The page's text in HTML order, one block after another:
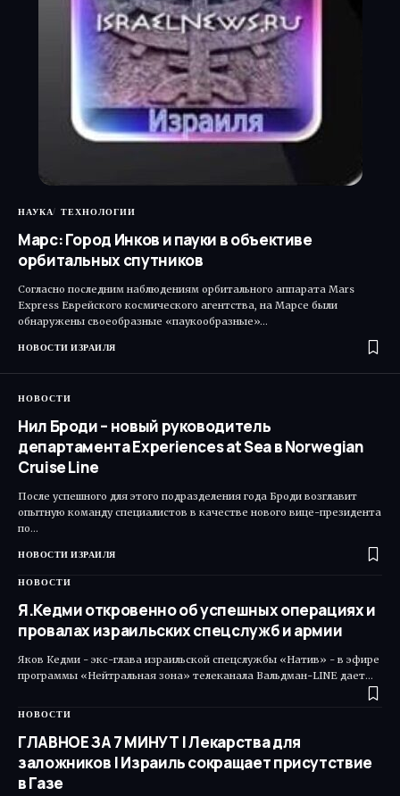
НАУКА ТЕХНОЛОГИИ
Марс: Город Инков и пауки в объективе
орбитальных спутников
Согласно последним наблюдениям орбитального аппарата Mars
Express Еврейского космического агентства, на Марсе были
обнаружены своеобразные «паукообразные»…
НОВОСТИ ИЗРАИЛЯ
НОВОСТИ
Нил Броди – новый руководитель
департамента Experiences at Sea в Norwegian
Cruise Line
После успешного для этого подразделения года Броди возглавит
опытную команду специалистов в качестве нового вице-президента
по…
НОВОСТИ ИЗРАИЛЯ
НОВОСТИ
Я.Кедми откровенно об успешных операциях и
провалах израильских спецслужб и армии
Яков Кедми - экс-глава израильской спецслужбы «Натив» - в эфире
программы «Нейтральная зона» телеканала Вальдман-LINE дает…
НОВОСТИ
ГЛАВНОЕ ЗА 7 МИНУТ | Лекарства для
заложников | Израиль сокращает присутствие
в Газе